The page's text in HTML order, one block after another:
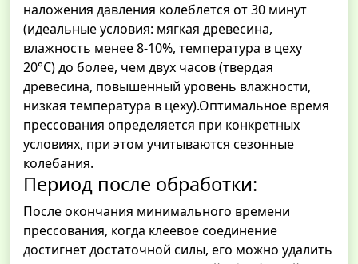
наложения давления колеблется от 30 минут
(идеальные условия: мягкая древесина,
влажность менее 8-10%, температура в цеху
20°С) до более, чем двух часов (твердая
древесина, повышенный уровень влажности,
низкая температура в цеху).Оптимальное время
прессования определяется при конкретных
условиях, при этом учитываются сезонные
колебания.
Период после обработки:
После окончания минимального времени
прессования, когда клеевое соединение
достигнет достаточной силы, его можно удалить